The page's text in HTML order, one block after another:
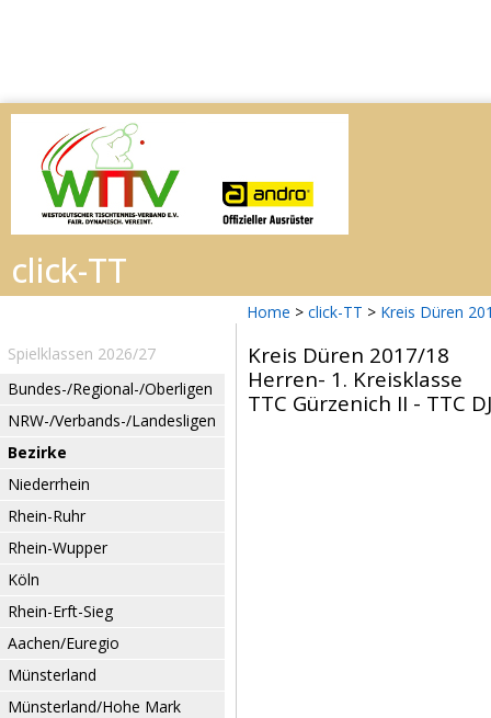
Home > click-TT > Kreis Düren
Spielklassen 2026/27
Bundes-/Regional-/Oberligen
NRW-/Verbands-/Landesligen
Bezirke
Niederrhein
Rhein-Ruhr
Rhein-Wupper
Köln
Rhein-Erft-Sieg
Aachen/Euregio
Münsterland
Münsterland/Hohe Mark
Kreis Düren 2017/18
Herren- 1. Kreisklasse
TTC Gürzenich II - TTC